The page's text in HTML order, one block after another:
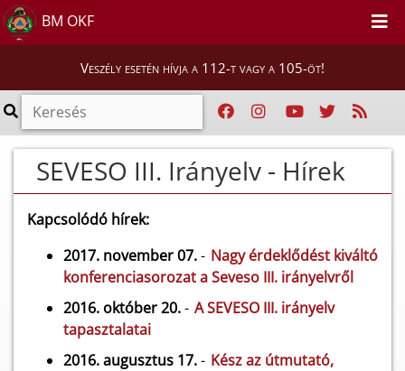
BM OKF
Veszély esetén hívja a 112-t vagy a 105-öt!
SEVESO III. Irányelv - Hírek
Kapcsolódó hírek:
2017. november 07.- Nagy érdeklődést kiváltó
konferenciasorozat a Seveso III. irányelvről
2016. október 20.- A SEVESO III. irányelv
tapasztalatai
2016. augusztus 17.- Kész az útmutató,